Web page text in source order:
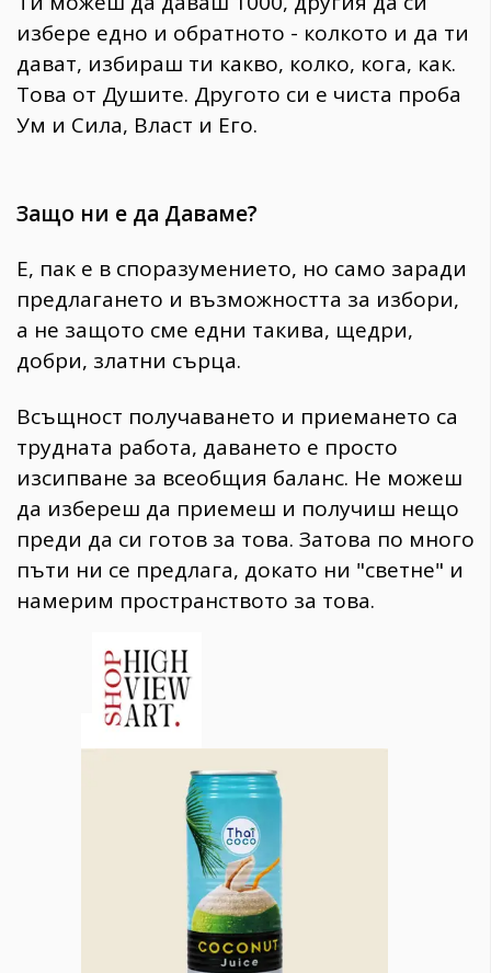
избере едно и обратното - колкото и да ти
дават, избираш ти какво, колко, кога, как.
Това от Душите. Другото си е чиста проба
Ум и Сила, Власт и Его.
Защо ни е да Даваме?
Е, пак е в споразумението, но само заради
предлагането и възможността за избори,
а не защото сме едни такива, щедри,
добри, златни сърца.
Всъщност получаването и приемането са
трудната работа, даването е просто
изсипване за всеобщия баланс. Не можеш
да избереш да приемеш и получиш нещо
преди да си готов за това. Затова по много
пъти ни се предлага, докато ни "светне" и
намерим пространството за това.